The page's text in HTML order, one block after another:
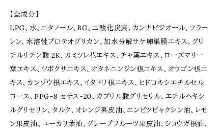
【全成分】
LPG、水、エタノール、BG、二酸化炭素、カンナビジオール、フラー
レン、水溶性プロテオグリカン、加水分解サケ卵巣膜エキス、グリ
チルリチン酸 2K、カミツレ花エキス、チャ葉エキス、ローズマリー
葉エキス、ツボクサエキス、オタネニンジン根エキス、オウゴン根エ
キス、カンゾウ根エキス、イタドリ根エキス、ヒドロキシエチルセル
ロース、PPG-8 セテス-20、カプリル酸グリセリル、エチルヘキシ
ルグリセリン、タルク、オレンジ果皮油、エンピツビャクシン油、レモ
ン果皮油、ユーカリ葉油、グレープフルーツ果皮油、ショウガ根油、